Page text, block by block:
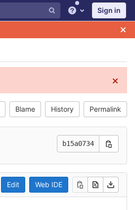
Help Sign in
Blame History Permalink
b15a0734
Edit Web IDE